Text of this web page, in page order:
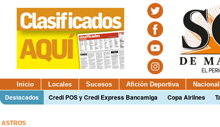
Inicio Locales Sucesos Afición Deportiva
Destacados Credi POS y Credi Express Bancamiga Copa Airlines
ASTROS